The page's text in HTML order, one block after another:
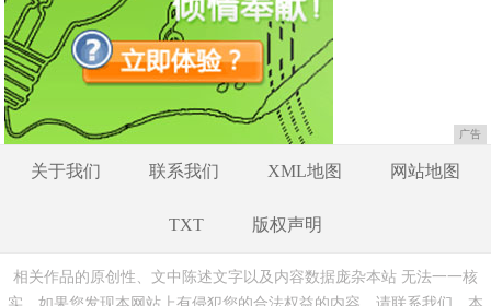
广告
关于我们 联系我们 XML地图 网站地图
TXT 版权声明
相关作品的原创性、文中陈述文字以及内容数据庞杂本站 无法一一核